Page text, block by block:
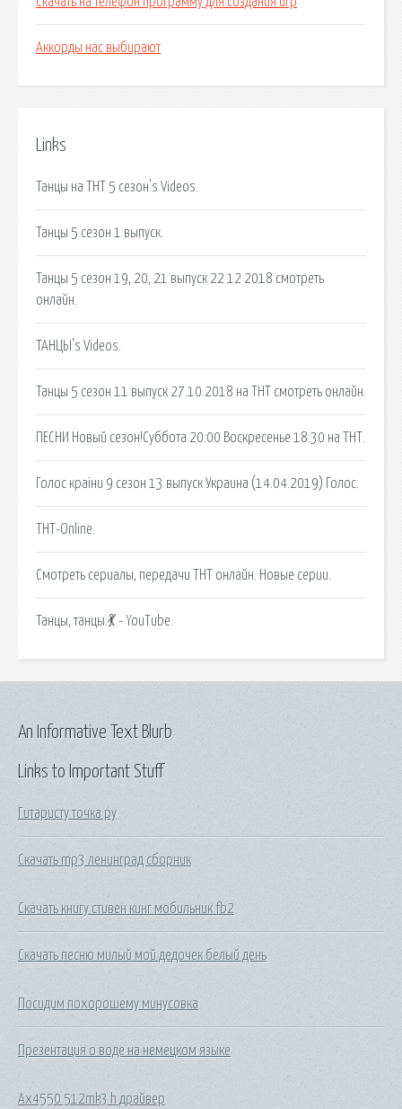
Аккорды нас выбирают
Links
Танцы на ТНТ 5 сезон's Videos.
Танцы 5 сезон 1 выпуск.
Танцы 5 сезон 19, 20, 21 выпуск 22 12 2018 смотреть
онлайн.
ТАНЦЫ's Videos.
Танцы 5 сезон 11 выпуск 27.10.2018 на ТНТ смотреть онлайн.
ПЕСНИ Новый сезон!Суббота 20:00 Воскресенье 18:30 на ТНТ.
Голос країни 9 сезон 13 выпуск Украина (14.04.2019) Голос.
ТНТ-Online.
Смотреть сериалы, передачи ТНТ онлайн. Новые серии.
Танцы, танцы.💃 - YouTube.
Links to Important Stuff
Гитаристу точка ру
Скачать mp3 ленинград сборник
Скачать книгу стивен кинг мобильник fb2
Скачать песню милый мой дедочек белый день
Посидим похорошему минусовка
Презентация о воде на немецком языке
Ax4550 512mk3 h драйвер
An Informative Text Blurb